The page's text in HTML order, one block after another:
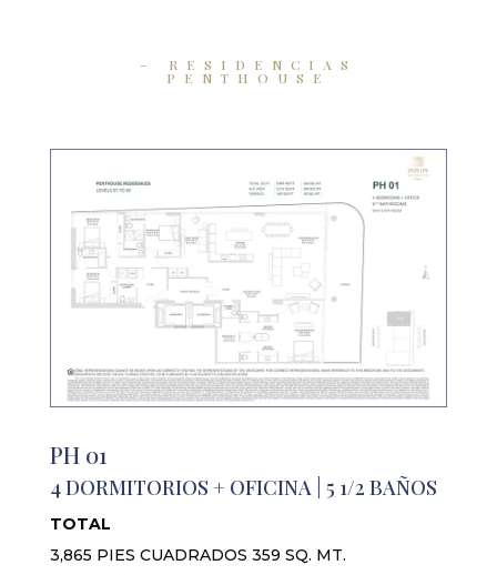
– RESIDENCIAS
PENTHOUSE
PH 01
4 DORMITORIOS + OFICINA | 5 1/2 BAÑOS
TOTAL
3,865 PIES CUADRADOS 359 SQ. MT.